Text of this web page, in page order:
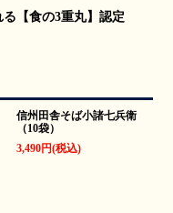
【食の3重丸】認定
信州田舎そば小諸七兵衛
（10袋）
3,490円(税込)